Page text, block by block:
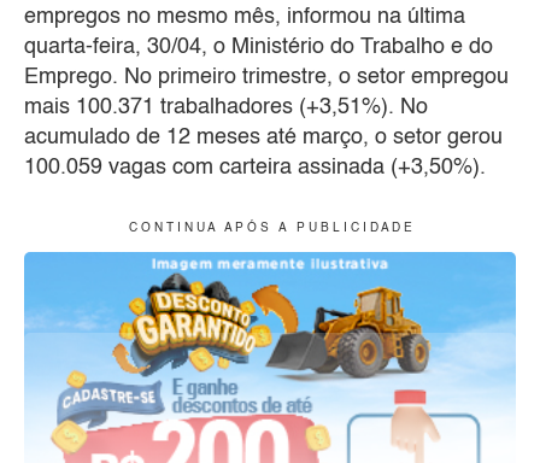
empregos no mesmo mês, informou na última
quarta-feira, 30/04, o Ministério do Trabalho e do
Emprego. No primeiro trimestre, o setor empregou
mais 100.371 trabalhadores (+3,51%). No
acumulado de 12 meses até março, o setor gerou
100.059 vagas com carteira assinada (+3,50%).
C O N T I N U A A P Ó S A P U B L I C I D A D E